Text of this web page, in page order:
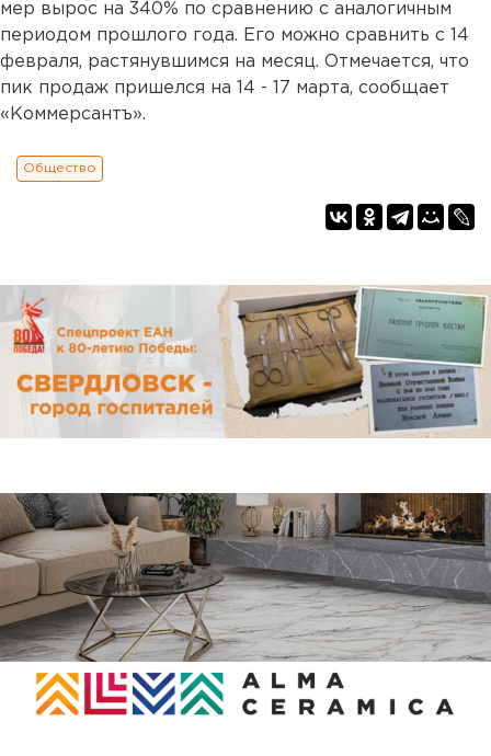
мер вырос на 340% по сравнению с аналогичным
периодом прошлого года. Его можно сравнить с 14
февраля, растянувшимся на месяц. Отмечается, что
пик продаж пришелся на 14 - 17 марта, сообщает
«Коммерсантъ».
Общество